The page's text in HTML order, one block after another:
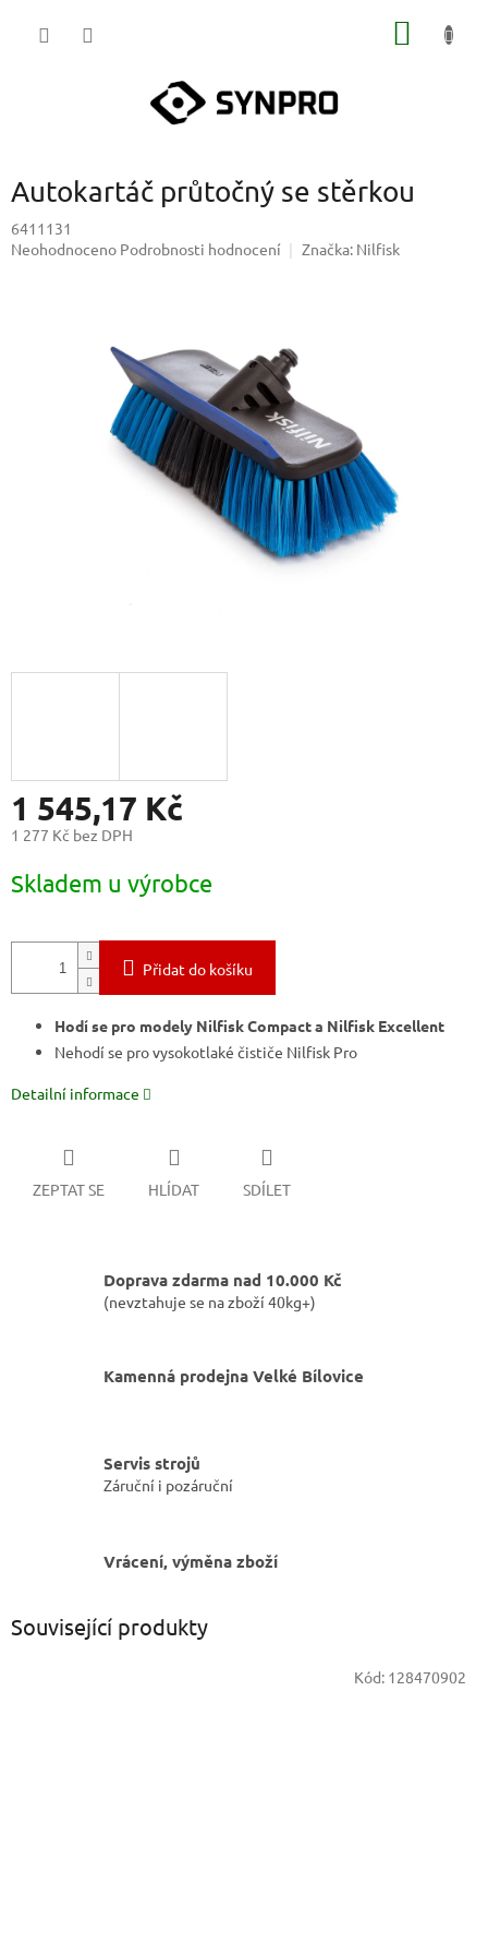
Autokartáč průtočný se stěrkou
6411131
Průměrné
Neohodnoceno Podrobnosti hodnocení Značka: Nilfisk
1 545,17 Kč
1 277 Kč bez DPH
cena:
Skladem u výrobce
Přidat do košíku
Hodí se pro modely Nilfisk Compact a Nilfisk Excellent
Nehodí se pro vysokotlaké čističe Nilfisk Pro
Detailní informace
ZEPTAT SE HLÍDAT SDÍLET
Doprava zdarma nad 10.000 Kč
(nevztahuje se na zboží 40kg+)
Kamenná prodejna Velké Bílovice
Servis strojů
Záruční i pozáruční
Vrácení, výměna zboží
Související produkty
Kód: 128470902